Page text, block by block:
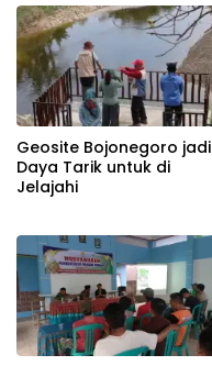
Geosite Bojonegoro jadi
Daya Tarik untuk di
Jelajahi